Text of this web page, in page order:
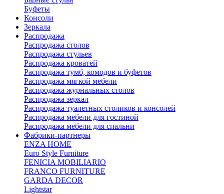
Буфеты
Консоли
Зеркала
Распродажа
Распродажа столов
Распродажа стульев
Распродажа кроватей
Распродажа тумб, комодов и буфетов
Распродажа мягкой мебели
Распродажа журнальных столов
Распродажа зеркал
Распродажа туалетных столиков и консолей
Распродажа мебели для гостиной
Распродажа мебели для спальни
Фабрики-партнеры
ENZA HOME
Euro Style Furniture
FENICIA MOBILIARIO
FRANCO FURNITURE
GARDA DECOR
Lightstar